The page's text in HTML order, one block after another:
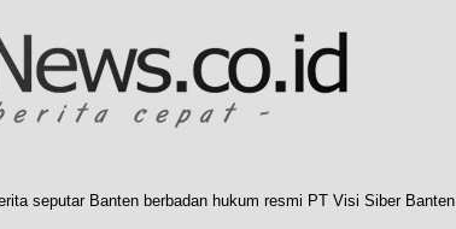
seputar Banten berbadan hukum resmi PT Visi Siber Banten